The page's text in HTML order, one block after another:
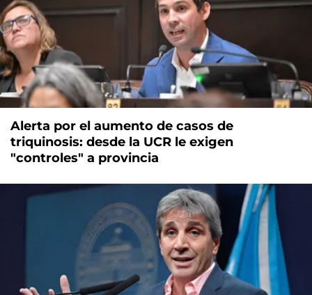
Alerta por el aumento de casos de
triquinosis: desde la UCR le exigen
"controles" a provincia